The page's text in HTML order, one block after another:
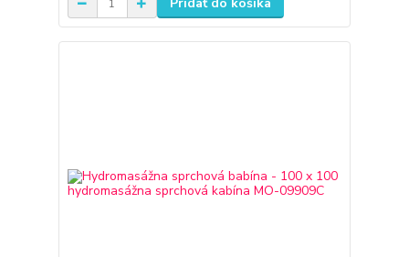
Pridať do košíka